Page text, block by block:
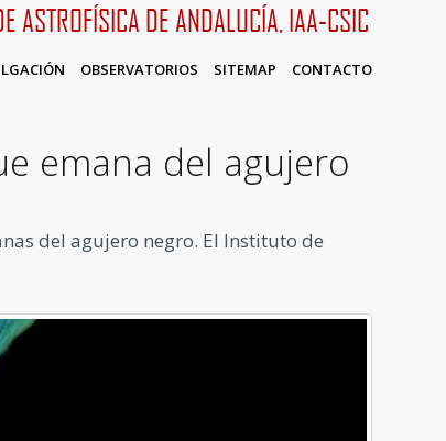
ASTROFÍSICA DE ANDALUCÍA, IAA-CSIC
OBSERVATORIOS SITEMAP CONTACTO
emana del agujero
del agujero negro. El Instituto de